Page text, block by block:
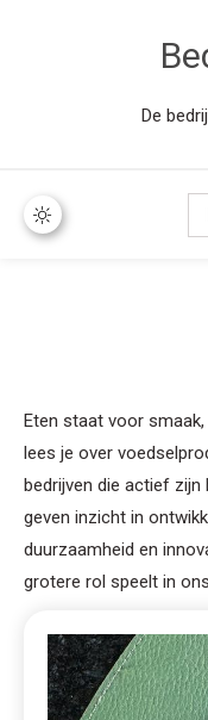
De
Eten staat voor
lees je over
bedrijven die actief zijn
geven inzicht in
duurzaamheid en
grotere rol speelt in